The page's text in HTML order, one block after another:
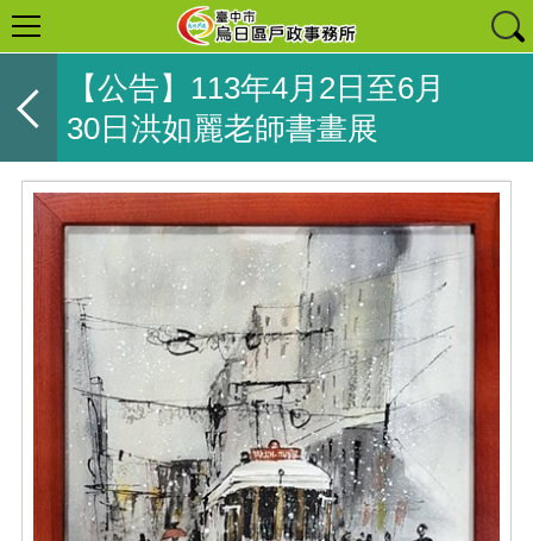
【公告】113年4月2日至6月
30日洪如麗老師書畫展